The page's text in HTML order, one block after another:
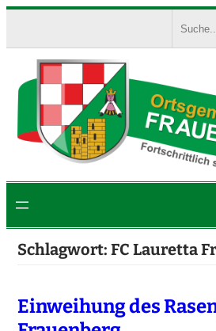
springen
Schlagwort: FC Lauretta
Einweihung des